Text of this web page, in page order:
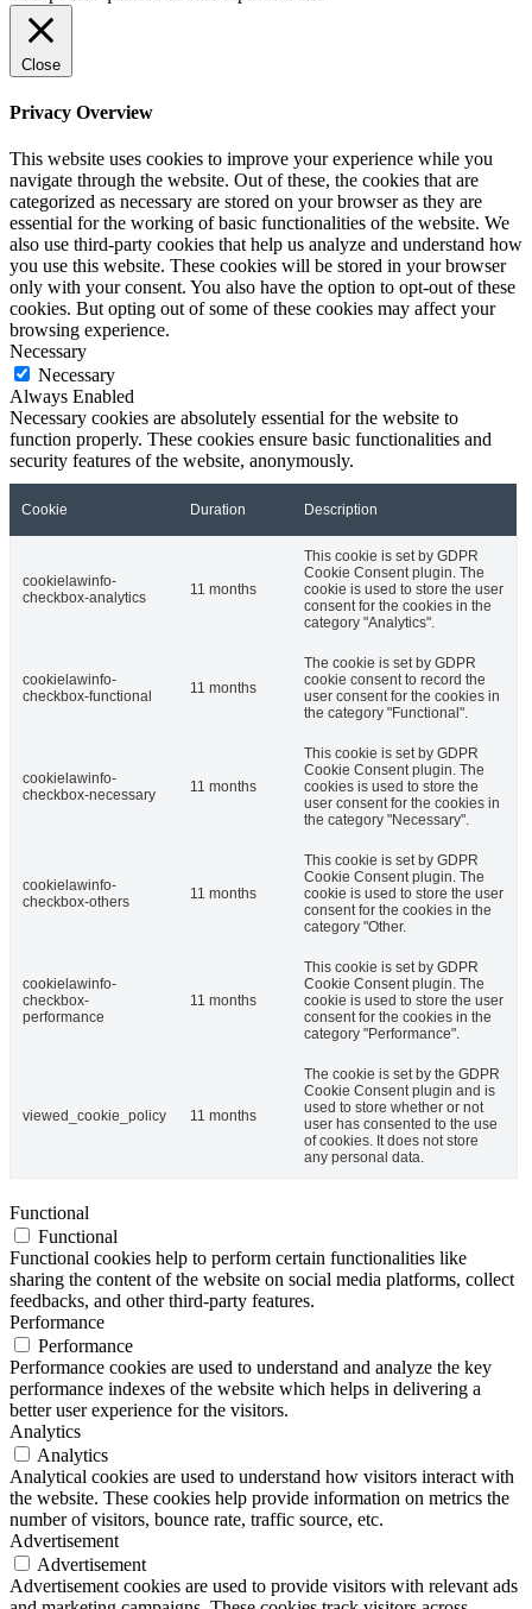
Close
Privacy Overview
This website uses cookies to improve your experience while you
navigate through the website. Out of these, the cookies that are
categorized as necessary are stored on your browser as they are
essential for the working of basic functionalities of the website. We
also use third-party cookies that help us analyze and understand how
you use this website. These cookies will be stored in your browser
only with your consent. You also have the option to opt-out of these
cookies. But opting out of some of these cookies may affect your
browsing experience.
Necessary
Necessary
Always Enabled
Necessary cookies are absolutely essential for the website to
function properly. These cookies ensure basic functionalities and
security features of the website, anonymously.
Cookie Duration Description
cookielawinfo-
checkbox-analytics
11 months
This cookie is set by GDPR
Cookie Consent plugin. The
cookie is used to store the user
consent for the cookies in the
category "Analytics".
cookielawinfo-
checkbox-functional
11 months
The cookie is set by GDPR
cookie consent to record the
user consent for the cookies in
the category "Functional".
cookielawinfo-
checkbox-necessary
11 months
This cookie is set by GDPR
Cookie Consent plugin. The
cookies is used to store the
user consent for the cookies in
the category "Necessary".
cookielawinfo-
checkbox-others
11 months
This cookie is set by GDPR
Cookie Consent plugin. The
cookie is used to store the user
consent for the cookies in the
category "Other.
cookielawinfo-
checkbox-
performance
11 months
This cookie is set by GDPR
Cookie Consent plugin. The
cookie is used to store the user
consent for the cookies in the
category "Performance".
viewed_cookie_policy 11 months
The cookie is set by the GDPR
Cookie Consent plugin and is
used to store whether or not
user has consented to the use
of cookies. It does not store
any personal data.
Functional
Functional
Functional cookies help to perform certain functionalities like
sharing the content of the website on social media platforms, collect
feedbacks, and other third-party features.
Performance
Performance
Performance cookies are used to understand and analyze the key
performance indexes of the website which helps in delivering a
better user experience for the visitors.
Analytics
Analytics
Analytical cookies are used to understand how visitors interact with
the website. These cookies help provide information on metrics the
number of visitors, bounce rate, traffic source, etc.
Advertisement
Advertisement
Advertisement cookies are used to provide visitors with relevant ads